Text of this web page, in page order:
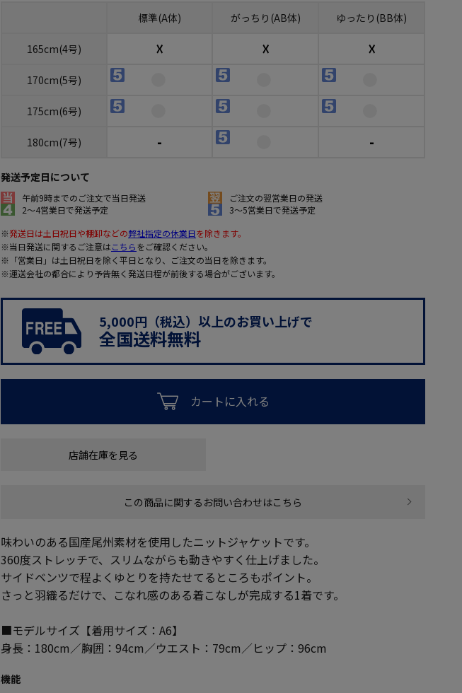
標準(A体) がっちり(AB体) ゆったり(BB体)
165cm(4号) ☓ ☓ ☓
170cm(5号)
175cm(6号)
180cm(7号) - -
発送予定日について
午前9時までのご注文で当日発送
ご注文の翌営業日の発送
2～4営業日で発送予定
3～5営業日で発送予定
※発送日は土日祝日や棚卸などの弊社指定の休業日を除きます。
※当日発送に関するご注意はこちらをご確認ください。
※「営業日」は土日祝日を除く平日となり、ご注文の当日を除きます。
※運送会社の都合により予告無く発送日程が前後する場合がございます。
5,000円（税込）以上のお買い上げで
全国送料無料
カートに入れる
店舗在庫を見る
この商品に関するお問い合わせはこちら
味わいのある国産尾州素材を使用したニットジャケットです。
360度ストレッチで、スリムながらも動きやすく仕上げました。
サイドベンツで程よくゆとりを持たせてるところもポイント。
さっと羽織るだけで、こなれ感のある着こなしが完成する1着です。
■モデルサイズ【着用サイズ：A6】
身長：180cm／胸囲：94cm／ウエスト：79cm／ヒップ：96cm
機能